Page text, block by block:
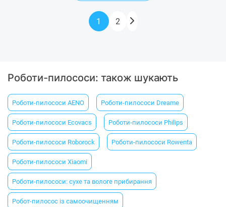
1 2
Роботи-пилососи: також шукають
Роботи-пилососи AENO Роботи-пилососи Dreame
Роботи-пилососи Ecovacs Роботи-пилососи Philips
Роботи-пилососи Roborock Роботи-пилососи Rowenta
Роботи-пилососи Xiaomi
Роботи-пилососи: сухе та вологе прибирання
Робот-пилосос із самоочищенням